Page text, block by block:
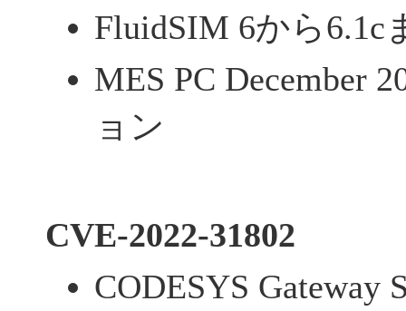
FluidSIM 6から6.1c
MES PC December
ョン
CVE-2022-31802
CODESYS Gateway